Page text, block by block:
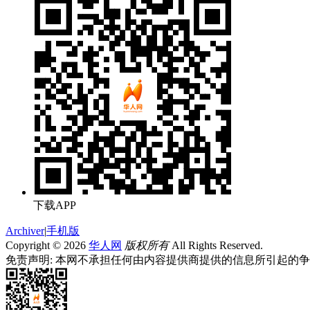
下载APP
Archiver|手机版
Copyright © 2026 华人网 版权所有All Rights Reserved.
免责声明: 本网不承担任何由内容提供商提供的信息所引起的争